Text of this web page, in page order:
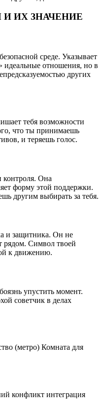
ИХ ЗНАЧЕНИЕ
среде. Указывает
идеальные отношения, но в
других
тебя возможности
что ты принимаешь
и теряешь голос.
Она
форму этой поддержки.
другим выбирать за тебя.
и защитника. Он не
рядом. Символ твоей
к движению.
упустить момент.
советчик в делах
(метро) Комната для
конфликт интеграция